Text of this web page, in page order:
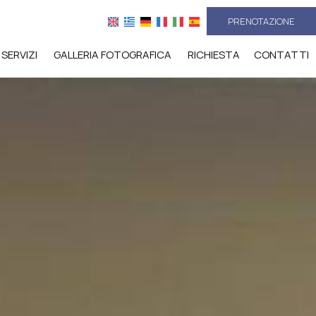
PRENOTAZIONE
SERVIZI GALLERIA FOTOGRAFICA RICHIESTA CONTATTI